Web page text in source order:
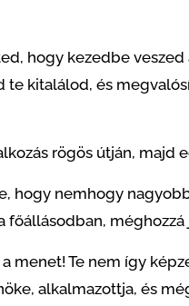
hogy kezedbe
te kitalálod, és
rögös útján, majd
hogy nemhogy
főállásodban,
menet! Te nem így
alkalmazottja, és